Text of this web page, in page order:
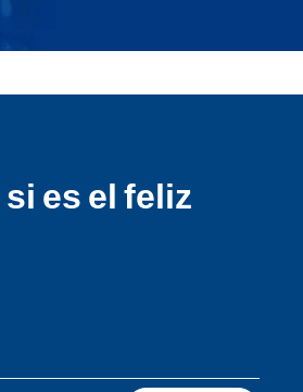
es el feliz